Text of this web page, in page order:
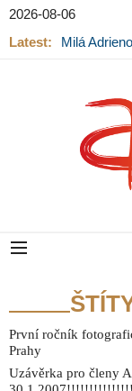
2026-08-06
Latest:
Milá
První ročník
Prahy
Uzávěrka pro členy